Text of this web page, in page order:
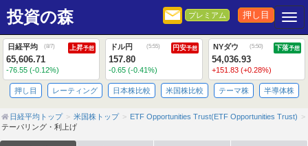
投資の森 プレミアム 押し目
日経平均 (8/7) 上昇予想
65,606.71
-76.55 (-0.12%)
ドル円 (5:55) 円安予想
157.80
-0.65 (-0.41%)
NYダウ (5:50) 下落予想
54,036.93
+151.83 (+0.28%)
押し目 レーティング 日本株比較 米国株比較 テーマ株 半導体株
日経平均トップ 米国株トップ
ETF Opportunities Trust(ETF Opportunities Trust)
テーパリング・利上げ